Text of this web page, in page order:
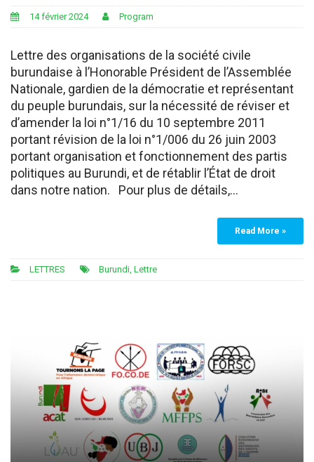
14 février 2024 Program
Lettre des organisations de la société civile
burundaise à l’Honorable Président de l’Assemblée
Nationale, gardien de la démocratie et représentant
du peuple burundais, sur la nécessité de réviser et
d’amender la loi n°1/16 du 10 septembre 2011
portant révision de la loi n°1/006 du 26 juin 2003
portant organisation et fonctionnement des partis
politiques au Burundi, et de rétablir l’État de droit
dans notre nation. Pour plus de détails,…
Read More »
LETTRES Burundi Lettre